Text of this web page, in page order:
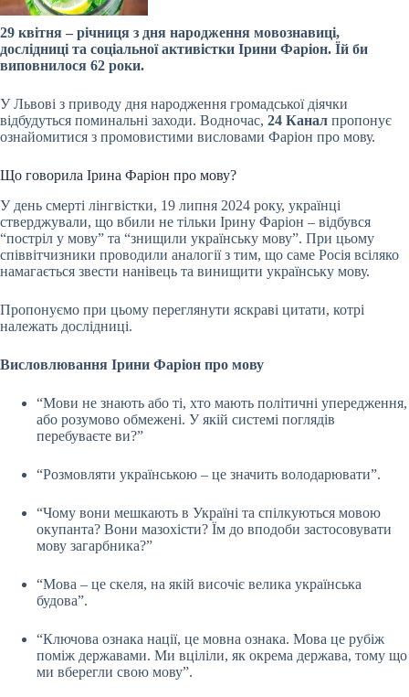
29 квітня – річниця з дня народження мовознавиці,
дослідниці та соціальної активістки Ірини Фаріон. Їй би
виповнилося 62 роки.
У Львові з приводу дня народження громадської діячки
відбудуться поминальні заходи. Водночас, 24 Канал пропонує
ознайомитися з промовистими висловами Фаріон про мову.
Що говорила Ірина Фаріон про мову?
У день смерті лінгвістки, 19 липня 2024 року, українці
стверджували, що вбили не тільки Ірину Фаріон – відбувся
“постріл у мову” та “знищили українську мову”. При цьому
співвітчизники проводили аналогії з тим, що саме Росія всіляко
намагається звести нанівець та винищити українську мову.
Пропонуємо при цьому переглянути яскраві цитати, котрі
належать дослідниці.
Висловлювання Ірини Фаріон про мову
“Мови не знають або ті, хто мають політичні упередження,
або розумово обмежені. У якій системі поглядів
перебуваєте ви?”
“Розмовляти українською – це значить володарювати”.
“Чому вони мешкають в Україні та спілкуються мовою
окупанта? Вони мазохісти? Їм до вподоби застосовувати
мову загарбника?”
“Мова – це скеля, на якій височіє велика українська
будова”.
“Ключова ознака нації, це мовна ознака. Мова це рубіж
поміж державами. Ми вціліли, як окрема держава, тому що
ми вберегли свою мову”.